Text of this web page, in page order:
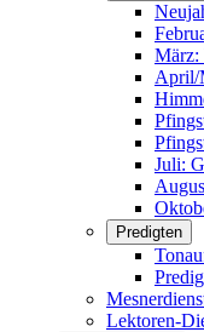
März:
April/
Juli:
Predigten
Lektoren-